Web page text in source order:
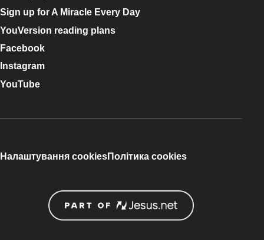
Sign up for A Miracle Every Day
YouVersion reading plans
Facebook
Instagram
YouTube
Налаштування cookiesПолітика cookies